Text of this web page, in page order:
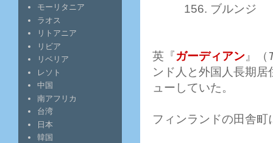
156. ブルンジ
英『ガーディアン 』（
ンド人と外国人長期
ューしていた。
フィンランドの田舎
モーリタニア
ラオス
リトアニア
リビア
リベリア
レソト
中国
南アフリカ
台湾
日本
韓国